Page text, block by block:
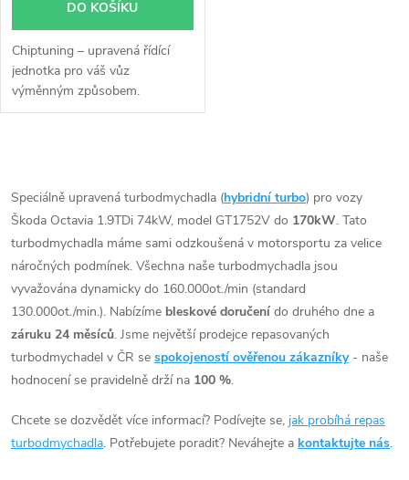
DO KOŠÍKU
Chiptuning – upravená řídící
jednotka pro váš vůz
výměnným způsobem.
v
l
á
d
a
c
í
p
Speciálně upravená turbodmychadla (hybridní turbo) pro vozy
Škoda Octavia 1.9TDi 74kW, model GT1752V do 170kW. Tato
turbodmychadla máme sami odzkoušená v motorsportu za velice
náročných podmínek. Všechna naše turbodmychadla jsou
vyvažována dynamicky do 160.000ot./min (standard
130.000ot./min.). Nabízíme bleskové doručení do druhého dne a
záruku 24 měsíců. Jsme největší prodejce repasovaných
turbodmychadel v ČR se spokojeností ověřenou zákazníky- naše
hodnocení se pravidelně drží na 100 %.
Chcete se dozvědět více informací? Podívejte se, jak probíhá repas
turbodmychadla. Potřebujete poradit? Neváhejte a kontaktujte nás.